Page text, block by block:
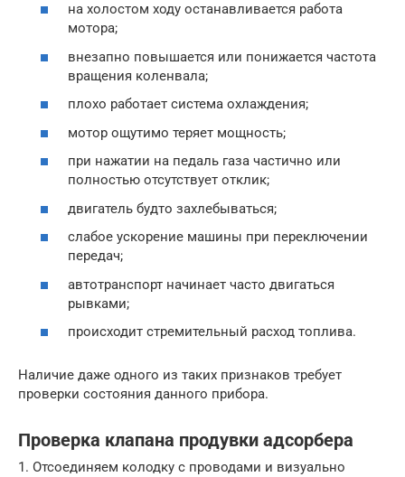
на холостом ходу останавливается работа
мотора;
внезапно повышается или понижается частота
вращения коленвала;
плохо работает система охлаждения;
мотор ощутимо теряет мощность;
при нажатии на педаль газа частично или
полностью отсутствует отклик;
двигатель будто захлебываться;
слабое ускорение машины при переключении
передач;
автотранспорт начинает часто двигаться
рывками;
происходит стремительный расход топлива.
Наличие даже одного из таких признаков требует
проверки состояния данного прибора.
Проверка клапана продувки адсорбера
1. Отсоединяем колодку с проводами и визуально